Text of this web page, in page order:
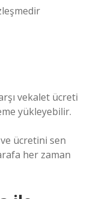
vekalet ücreti
yükleyebilir.
ücretini sen
her zaman